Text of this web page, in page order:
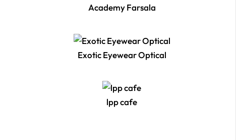
Academy Farsala
Exotic Eyewear Optical
lpp cafe